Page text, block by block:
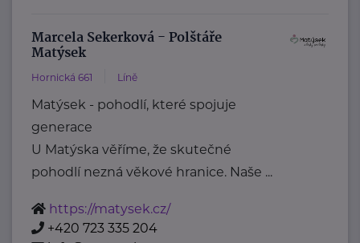
Marcela Sekerková - Polštáře
Matýsek
Hornická 661 Líně
Matýsek - pohodlí, které spojuje
generace
U Matýska věříme, že skutečné
pohodlí nezná věkové hranice. Naše ...
https://matysek.cz/
+420 723 335 204